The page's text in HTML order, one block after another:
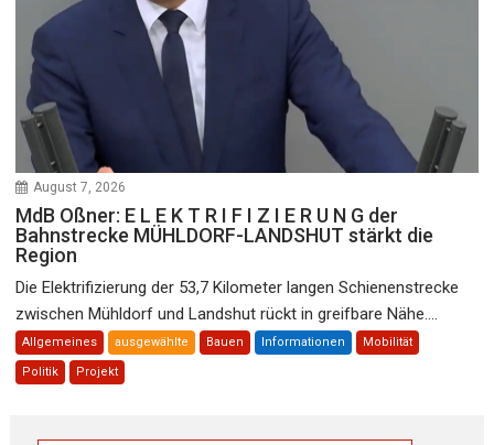
August 7, 2026
MdB Oßner: E L E K T R I F I Z I E R U N G der
Bahnstrecke MÜHLDORF-LANDSHUT stärkt die
Region
Die Elektrifizierung der 53,7 Kilometer langen Schienenstrecke
zwischen Mühldorf und Landshut rückt in greifbare Nähe....
Allgemeines ausgewählte Bauen Informationen Mobilität
Politik Projekt